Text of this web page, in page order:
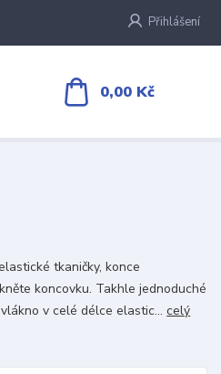
Přihlášení
0,00 Kč
tkaničky, konce
koncovku. Takhle jednoduché
v celé délce elastic...celý